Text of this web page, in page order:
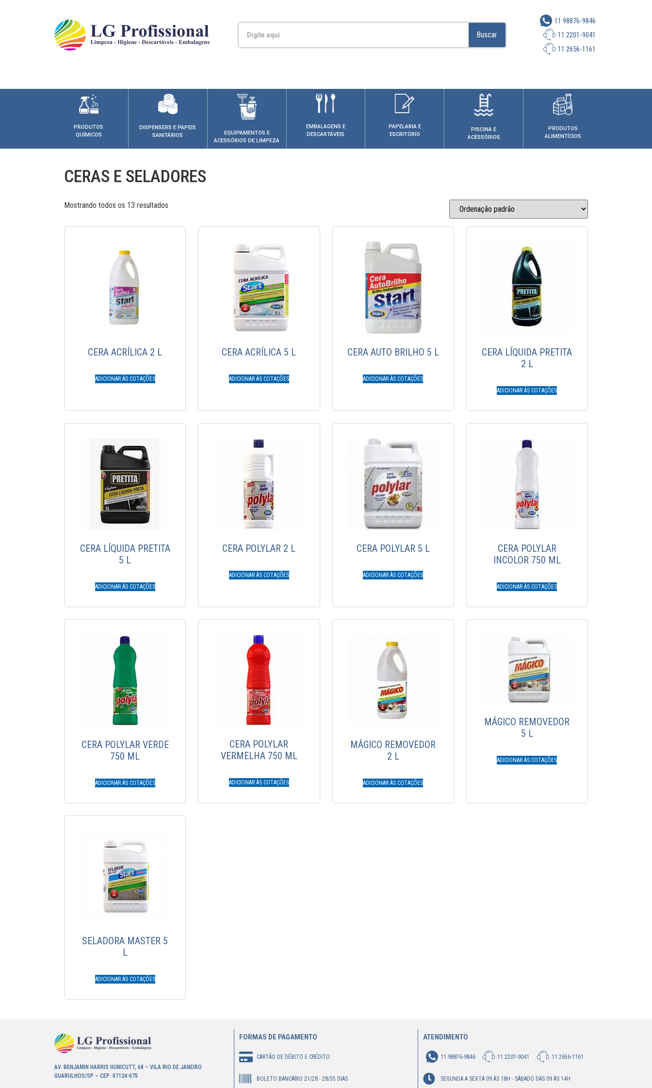
Buscar
11 98876-9846
11 2201-9041
11 2656-1161
PRODUTOS
QUÍMICOS
DISPENSERS E PAPEIS
SANITÁRIOS
EQUIPAMENTOS E
ACESSÓRIOS DE LIMPEZA
EMBALAGENS E
DESCARTÁVEIS
PAPELARIA E
ESCRITÓRIO
PISCINA E
ACESSÓRIOS
PRODUTOS
ALIMENTÍCIOS
CERAS E SELADORES
Mostrando todos os 13 resultados
CERA ACRÍLICA 2 L
ADICIONAR ÀS COTAÇÕES
CERA ACRÍLICA 5 L
ADICIONAR ÀS COTAÇÕES
CERA AUTO BRILHO 5 L
ADICIONAR ÀS COTAÇÕES
CERA LÍQUIDA PRETITA
2 L
ADICIONAR ÀS COTAÇÕES
CERA LÍQUIDA PRETITA
5 L
ADICIONAR ÀS COTAÇÕES
CERA POLYLAR 2 L
ADICIONAR ÀS COTAÇÕES
CERA POLYLAR 5 L
ADICIONAR ÀS COTAÇÕES
CERA POLYLAR
INCOLOR 750 ML
ADICIONAR ÀS COTAÇÕES
CERA POLYLAR VERDE
750 ML
ADICIONAR ÀS COTAÇÕES
CERA POLYLAR
VERMELHA 750 ML
ADICIONAR ÀS COTAÇÕES
MÁGICO REMOVEDOR
2 L
ADICIONAR ÀS COTAÇÕES
MÁGICO REMOVEDOR
5 L
ADICIONAR ÀS COTAÇÕES
SELADORA MASTER 5
L
ADICIONAR ÀS COTAÇÕES
AV. BENJAMIN HARRIS HUNICUTT, 68 – VILA RIO DE JANEIRO
GUARULHOS/SP – CEP: 07124-075
FORMAS DE PAGAMENTO
CARTÃO DE DÉBITO E CRÉDITO
BOLETO BANCÁRIO 21/28 - 28/35 DIAS
ATENDIMENTO
11 98876-9846 11 2201-9041 11 2656-1161
SEGUNDA A SEXTA 09 ÀS 18H - SÁBADO DAS 09 ÀS 14H